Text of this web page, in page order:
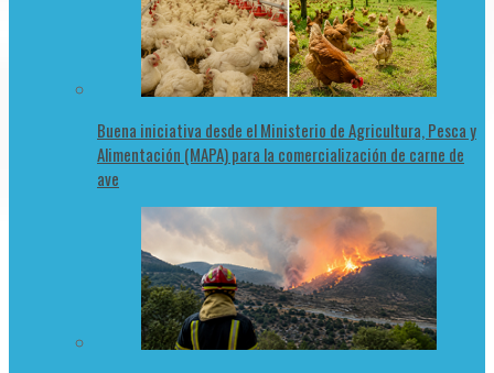
Buena iniciativa desde el Ministerio de Agricultura, Pesca y
Alimentación (MAPA) para la comercialización de carne de
ave